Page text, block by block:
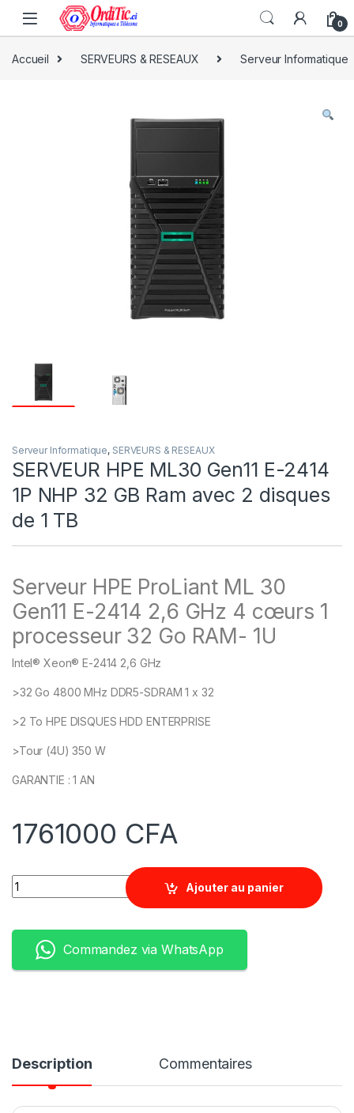
0
Accueil SERVEURS & RESEAUX Serveur Informatique
Serveur Informatique, SERVEURS & RESEAUX
SERVEUR HPE ML30 Gen11 E-2414
1P NHP 32 GB Ram avec 2 disques
de 1 TB
Serveur HPE ProLiant ML 30
Gen11 E-2414 2,6 GHz 4 cœurs 1
processeur 32 Go RAM- 1U
Intel® Xeon® E-2414 2,6 GHz
>32 Go 4800 MHz DDR5-SDRAM 1 x 32
>2 To HPE DISQUES HDD ENTERPRISE
>Tour (4U) 350 W
GARANTIE : 1 AN
1761000 CFA
Quantity
Ajouter au panier
Commandez via WhatsApp
Description Commentaires